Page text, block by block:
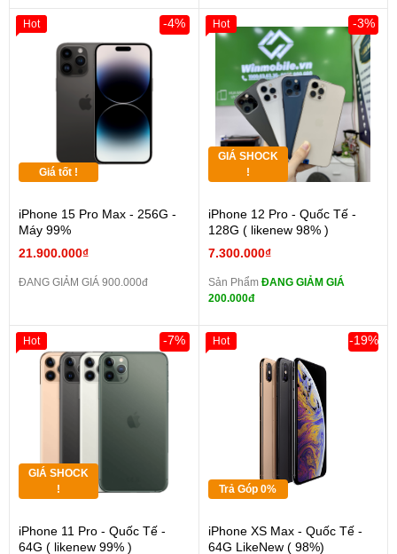
Giá tốt !
iPhone 15 Pro Max - 256G -
Máy 99%
21.900.000₫
-4%
ĐANG GIẢM GIÁ 900.000đ
Hot
GIÁ SHOCK
!
iPhone 12 Pro - Quốc Tế -
128G ( likenew 98% )
7.300.000₫
-3%
Sản Phẩm ĐANG GIẢM GIÁ
200.000đ
Hot
GIÁ SHOCK
!
iPhone 11 Pro - Quốc Tế -
64G ( likenew 99% )
-7%
Hot
Trả Góp 0%
iPhone XS Max - Quốc Tế -
64G LikeNew ( 98%)
-19%
Hot